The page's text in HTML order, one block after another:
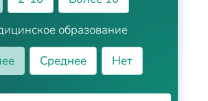
образование
Среднее Нет